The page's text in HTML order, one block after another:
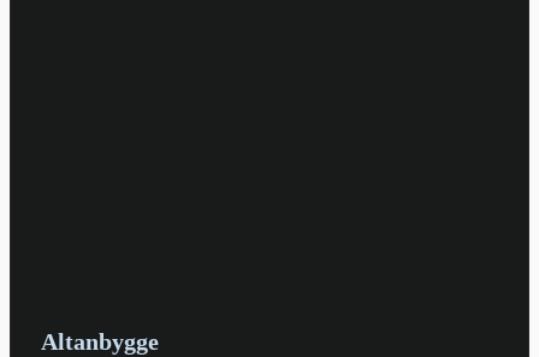
Altanbygge